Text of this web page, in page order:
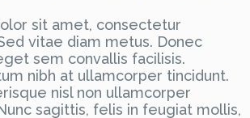
sit amet, consectetur
vitae diam metus. Donec
sem convallis facilisis.
nibh at ullamcorper tincidunt.
nisl non ullamcorper
sagittis, felis in feugiat mollis,